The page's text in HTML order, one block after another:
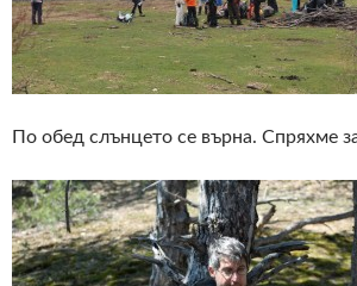
По обед слънцето се върна. Спряхме